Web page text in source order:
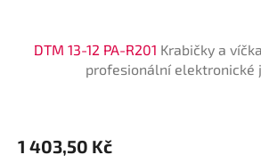
DTM 13-12 PA-R201 Krabičky a
profesionální elektronické
1 403,50 Kč